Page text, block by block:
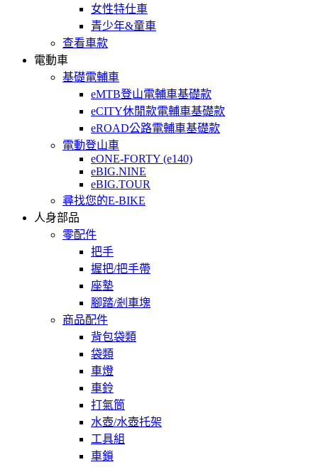
女性特仕車
青少年&童車
查看車款
電動車
基礎電輔車
eMTB登山電輔車基礎款
eCITY休閒款電輔車基礎款
eROAD公路電輔車基礎款
電動登山車
eONE-FORTY (e140)
eBIG.NINE
eBIG.TOUR
尋找您的E-BIKE
人身部品
零配件
把手
握把/把手帶
座墊
腳踏/剎車塊
商品配件
背包袋類
袋類
車燈
車鈴
打氣筒
水壺/水壺托架
工具組
車鎖